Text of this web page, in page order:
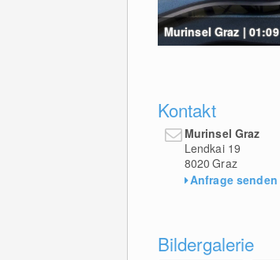
Murinsel Graz | 01:09
Kontakt
Murinsel Graz
Lendkai 19
8020 Graz
Anfrage senden
Bildergalerie